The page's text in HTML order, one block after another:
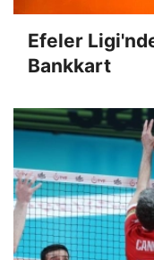
Efeler
Bankkart